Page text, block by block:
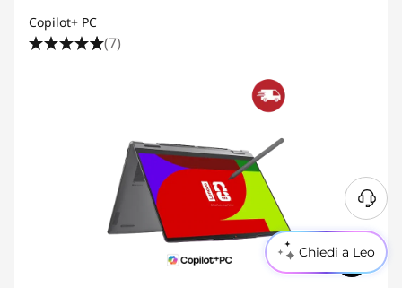
Chiedi a Leo
Copilot+ PC
(7)